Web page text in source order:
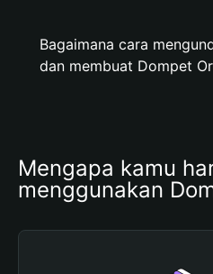
Bagaimana cara
dan membuat Dompet
Mengapa kamu
menggunakan